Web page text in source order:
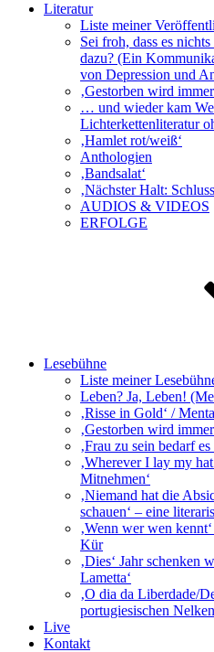
Literatur
Liste meiner
Sei froh, dass es
dazu? (Ein
von Depression und
‚Gestorben wird
… und wieder kam
Lichterkettenliteratur
‚Hamlet rot/weiß‘
Anthologien
‚Bandsalat‘
‚Nächster Halt:
AUDIOS & VIDEOS
ERFOLGE
Lesebühne
Liste meiner
Leben? Ja, Leben!
‚Risse in Gold‘ /
‚Gestorben wird
‚Frau zu sein bedarf es
‚Wherever I lay my
Mitnehmen‘
‚Niemand hat die
schauen‘ – eine
‚Wenn wer wen
Kür
‚Dies‘ Jahr
Lametta‘
‚O dia da Liberdade/
portugiesischen
Live
Kontakt